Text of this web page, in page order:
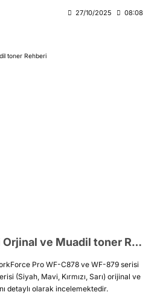
27/10/2025 08:08
Epson T05A1 Serisi Orjinal ve Muadil toner Rehberi
Pro WF-C878 ve WF-879 serisi
(Siyah, Mavi, Kırmızı, Sarı) orijinal ve
detaylı olarak incelemektedir.